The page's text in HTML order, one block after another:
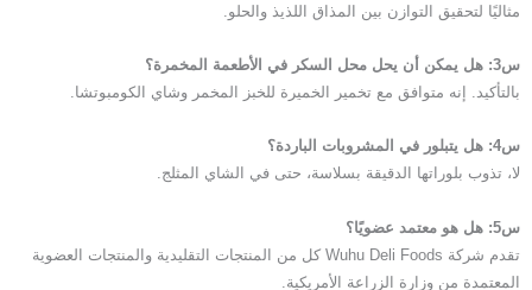
مثاليًا لتحقيق التوازن بين المذاق اللذيذ والحلو.
س3: هل يمكن أن يحل محل السكر في الأطعمة المخمرة؟
بالتأكيد. إنه متوافق مع تخمير الخميرة للخبز المخمر وشاي الكومبوتشا.
س4: هل يتبلور في المشروبات الباردة؟
لا، تذوب بلوراتها الدقيقة بسلاسة، حتى في الشاي المثلج.
س5: هل هو معتمد عضويًا؟
تقدم شركة Wuhu Deli Foods كل من المنتجات التقليدية والمنتجات العضوية
المعتمدة من وزارة الزراعة الأمريكية.